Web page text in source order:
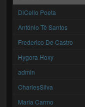
DiCello Poeta
António Tê Santos
Frederico De Castro
Hygora Hoxy
admin
CharlesSilva
Maria Carmo